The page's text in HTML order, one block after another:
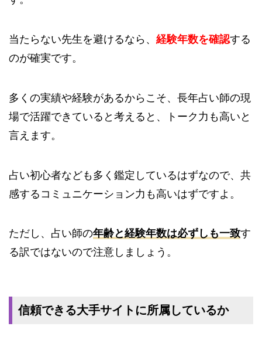
当たらない先生を避けるなら、 経験年数を確認する
のが確実です。
多くの実績や経験があるからこそ、長年占い師の現
場で活躍できていると考えると、トーク力も高いと
言えます。
占い初心者なども多く鑑定しているはずなので、共
感するコミュニケーション力も高いはずですよ。
ただし、占い師の年齢と経験年数は必ずしも一致す
る訳ではないので注意しましょう。
信頼できる大手サイトに所属しているか